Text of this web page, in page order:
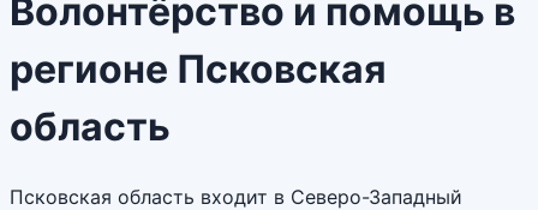
Волонтёрство и помощь в
регионе Псковская
область
Псковская область входит в Северо-Западный